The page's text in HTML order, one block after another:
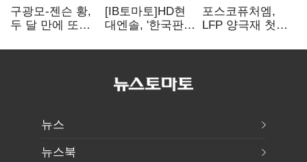
구광모-젠슨 황,
두 달 만에 또
등 논의
[IB토마토]HD현
대엔솔, '한국판
세액공제 선택이
포스코퓨처엠,
LFP 양극재 첫
ESS 시장 공략
뉴스
뉴스북